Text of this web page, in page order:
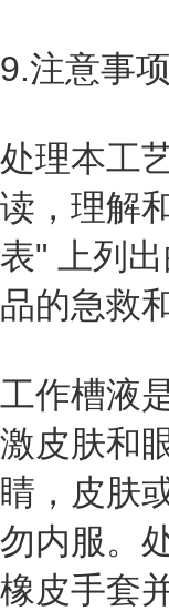
9.注意事项
处理本工
读，理解
表" 上列
品的急救
工作槽液
激皮肤和
睛，皮肤
勿内服。
橡皮手套